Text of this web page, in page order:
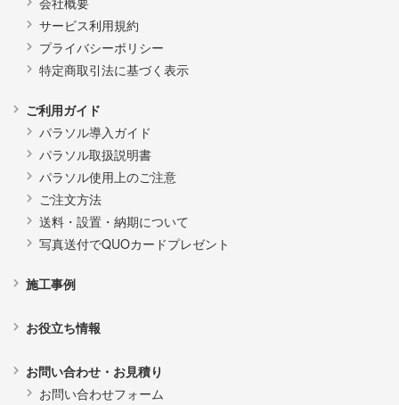
サービス利用規約
プライバシーポリシー
特定商取引法に基づく表示
ご利用ガイド
パラソル導入ガイド
パラソル取扱説明書
パラソル使用上のご注意
ご注文方法
送料・設置・納期について
写真送付でQUOカードプレゼント
施工事例
お役立ち情報
お問い合わせ・お見積り
お問い合わせフォーム